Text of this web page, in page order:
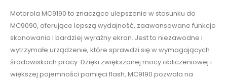
Motorola MC9190 to znaczące ulepszenie w stosunku do
MC9090, oferujące lepszą wydajność, zaawansowane funkcje
skanowania i bardziej wyraźny ekran. Jest to niezawodne i
wytrzymałe urządzenie, które sprawdzi się w wymagających
środowiskach pracy. Dzięki zwiększonej mocy obliczeniowej i
większej pojemności pamięci flash, MC9190 pozwala na